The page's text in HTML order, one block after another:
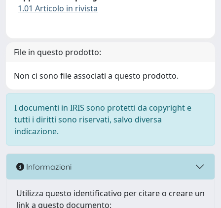
1.01 Articolo in rivista
File in questo prodotto:
Non ci sono file associati a questo prodotto.
I documenti in IRIS sono protetti da copyright e
tutti i diritti sono riservati, salvo diversa
indicazione.
Informazioni
Utilizza questo identificativo per citare o creare un
link a questo documento: